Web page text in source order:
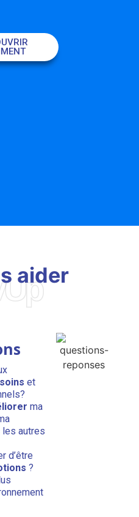
aider
et
ma
les autres
d’être
?